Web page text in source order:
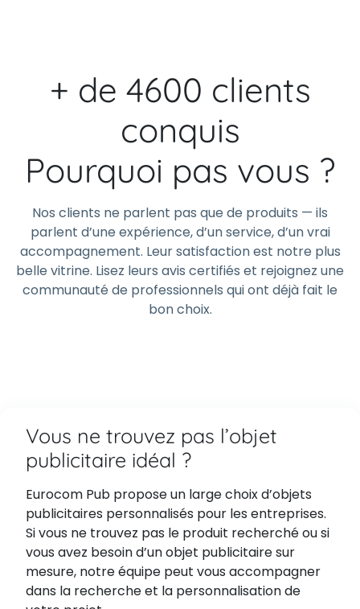
+ de 4600 clients
conquis
Pourquoi pas vous ?
Nos clients ne parlent pas que de produits — ils
parlent d’une expérience, d’un service, d’un vrai
accompagnement. Leur satisfaction est notre plus
belle vitrine. Lisez leurs avis certifiés et rejoignez une
communauté de professionnels qui ont déjà fait le
bon choix.
Vous ne trouvez pas l’objet
publicitaire idéal ?
Eurocom Pub propose un large choix d’objets
publicitaires personnalisés pour les entreprises.
Si vous ne trouvez pas le produit recherché ou si
vous avez besoin d’un objet publicitaire sur
mesure, notre équipe peut vous accompagner
dans la recherche et la personnalisation de